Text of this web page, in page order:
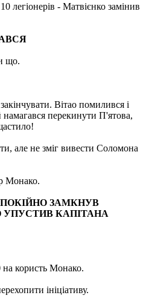
легіонерів - Матвієнко замінив
що.
Вітао помилився і
намагався перекинути П'ятова,
але не зміг вивести Соломона
Монако.
ЗАМКНУВ
УПУСТИВ КАПІТАНА
на користь Монако.
ініціативу.